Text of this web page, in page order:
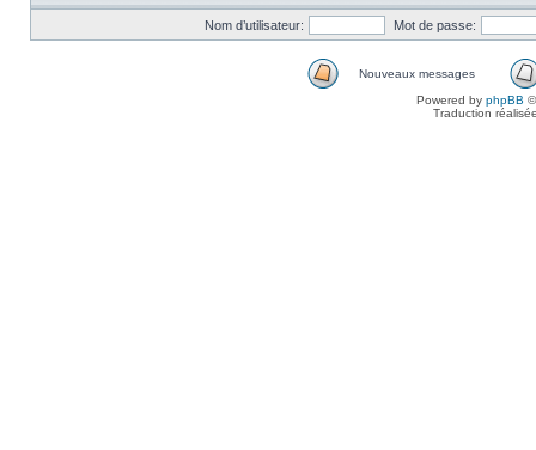
Nom d’utilisateur: Mot de passe:
Nouveaux messages
Powered by phpBB
Traduction